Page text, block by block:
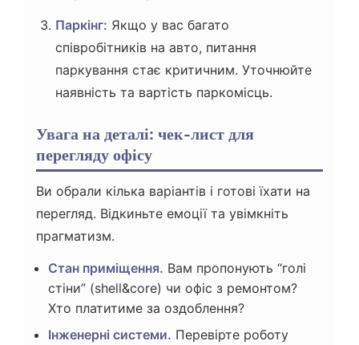
Паркінг: Якщо у вас багато
співробітників на авто, питання
паркування стає критичним. Уточнюйте
наявність та вартість паркомісць.
Увага на деталі: чек-лист для
перегляду офісу
Ви обрали кілька варіантів і готові їхати на
перегляд. Відкиньте емоції та увімкніть
прагматизм.
Стан приміщення. Вам пропонують “голі
стіни” (shell&core) чи офіс з ремонтом?
Хто платитиме за оздоблення?
Інженерні системи. Перевірте роботу